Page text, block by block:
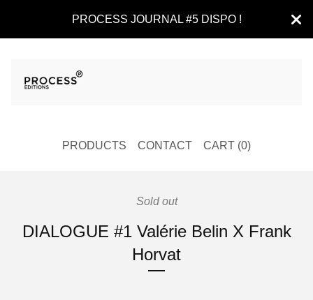
PROCESS JOURNAL #5 DISPO !
PRODUCTS CONTACT CART (0)
Sold out
DIALOGUE #1 Valérie Belin X Frank
Horvat